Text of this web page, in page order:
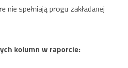
nie spełniają progu zakładanej
kolumn w raporcie: